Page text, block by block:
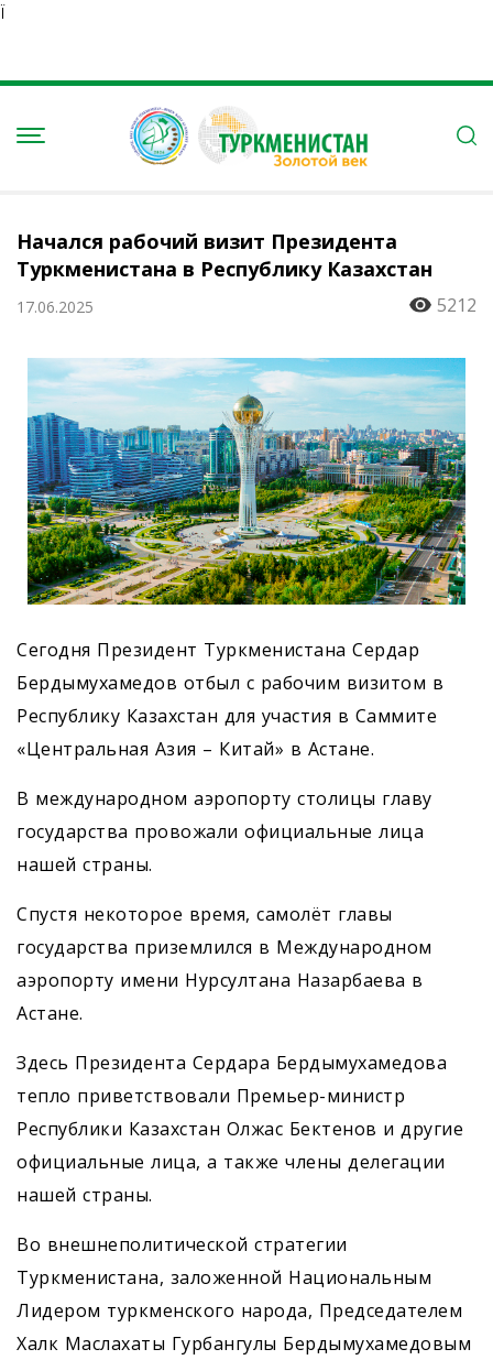
Ï
Начался рабочий визит Президента
Туркменистана в Республику Казахстан
17.06.2025 5212
Сегодня Президент Туркменистана Сердар
Бердымухамедов отбыл с рабочим визитом в
Республику Казахстан для участия в Саммите
«Центральная Азия – Китай» в Астане.
В международном аэропорту столицы главу
государства провожали официальные лица
нашей страны.
Спустя некоторое время, самолёт главы
государства приземлился в Международном
аэропорту имени Нурсултана Назарбаева в
Астане.
Здесь Президента Сердара Бердымухамедова
тепло приветствовали Премьер-министр
Республики Казахстан Олжас Бектенов и другие
официальные лица, а также члены делегации
нашей страны.
Во внешнеполитической стратегии
Туркменистана, заложенной Национальным
Лидером туркменского народа, Председателем
Халк Маслахаты Гурбангулы Бердымухамедовым